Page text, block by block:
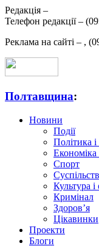
Редакція –
Телефон редакції –
Реклама на сайті – ,
Полтавщина:
Новини
Події
Політика і
Економіка
Спорт
Культура і
Кримінал
Здоров’я
Цікавинки
Проекти
Блоги